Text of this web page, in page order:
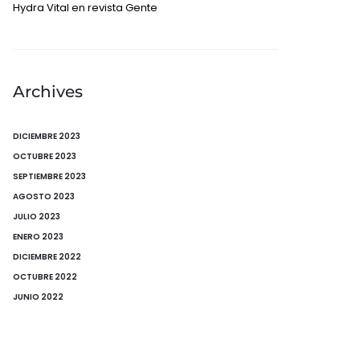
Hydra Vital en revista Gente
Archives
DICIEMBRE 2023
OCTUBRE 2023
SEPTIEMBRE 2023
AGOSTO 2023
JULIO 2023
ENERO 2023
DICIEMBRE 2022
OCTUBRE 2022
JUNIO 2022